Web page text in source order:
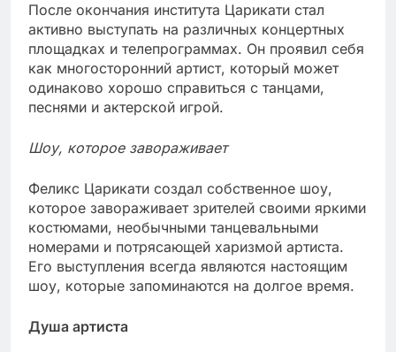
После окончания института Царикати стал
активно выступать на различных концертных
площадках и телепрограммах. Он проявил себя
как многосторонний артист, который может
одинаково хорошо справиться с танцами,
песнями и актерской игрой.
Шоу, которое завораживает
Феликс Царикати создал собственное шоу,
которое завораживает зрителей своими яркими
костюмами, необычными танцевальными
номерами и потрясающей харизмой артиста.
Его выступления всегда являются настоящим
шоу, которые запоминаются на долгое время.
Душа артиста